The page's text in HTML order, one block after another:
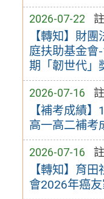
2026-07-22
【轉知】財
庭扶助基金會
期「韌世代」
2026-07-16
【補考成績
高一高二補考
2026-07-16
【轉知】育
會2026年癌